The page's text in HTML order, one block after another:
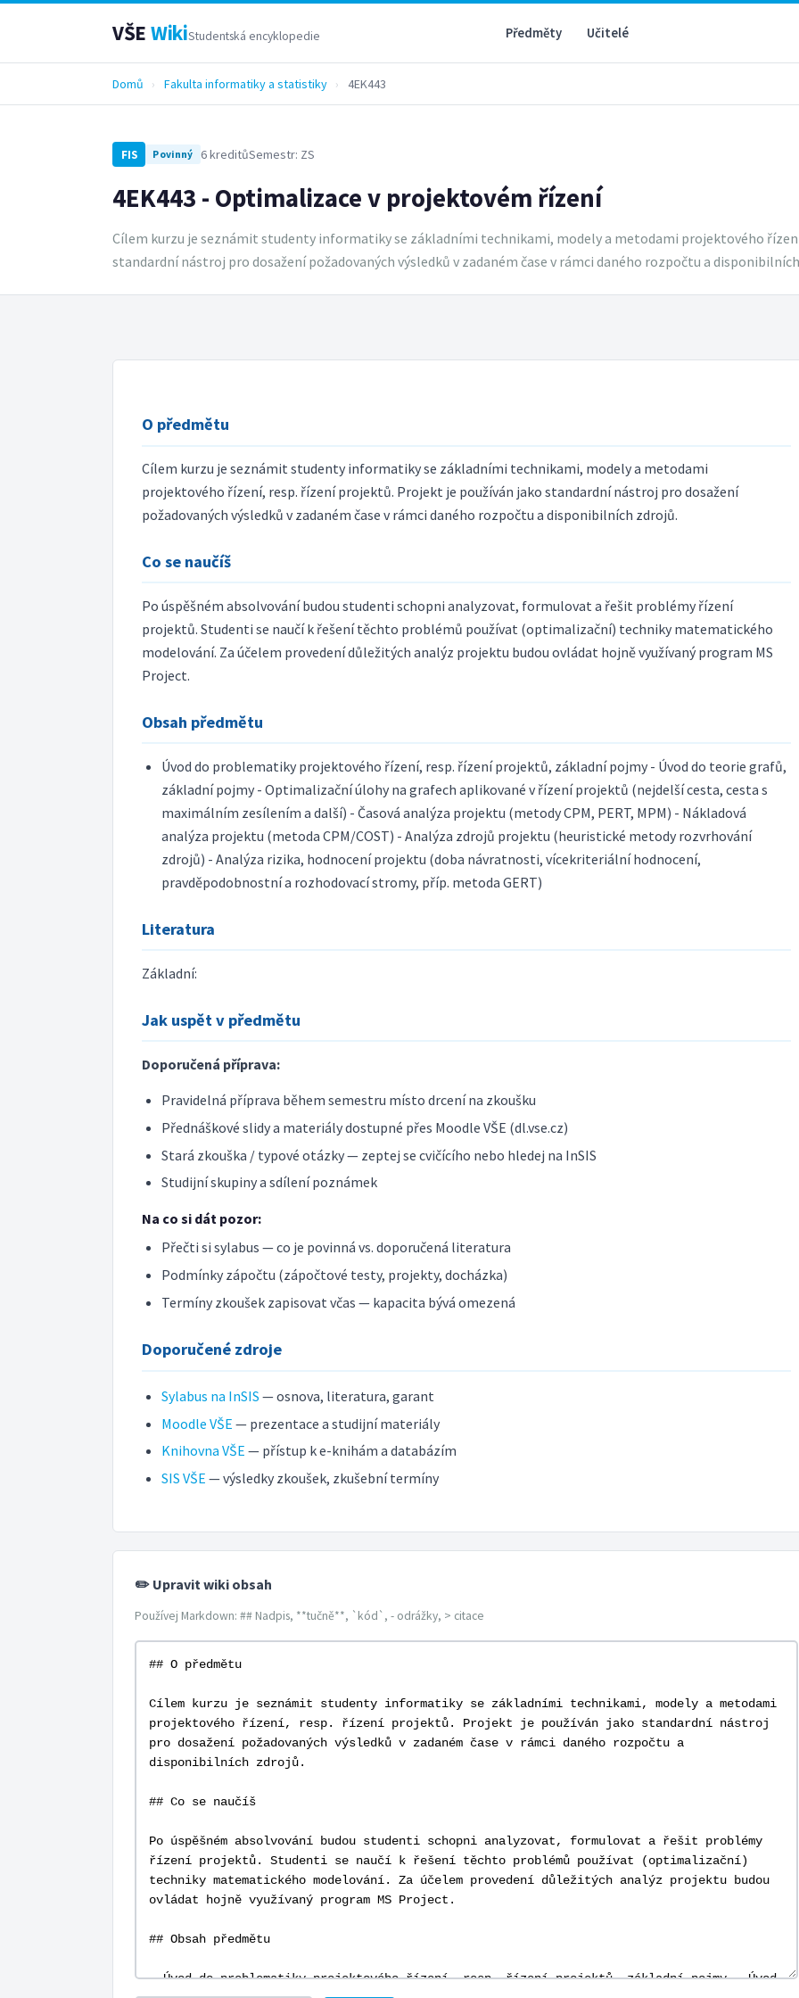
VŠE WikiStudentská encyklopedie Předměty Učitelé
Domů › Fakulta informatiky a statistiky › 4EK443
FIS Povinný 6 kreditůSemestr: ZS
4EK443 - Optimalizace v projektovém řízení
Cílem kurzu je seznámit studenty informatiky se základními technikami, modely a metodami projektového
standardní nástroj pro dosažení požadovaných výsledků v zadaném čase v rámci daného rozpočtu a
O předmětu
Cílem kurzu je seznámit studenty informatiky se základními technikami, modely a metodami
projektového řízení, resp. řízení projektů. Projekt je používán jako standardní nástroj pro dosažení
požadovaných výsledků v zadaném čase v rámci daného rozpočtu a disponibilních zdrojů.
Co se naučíš
Po úspěšném absolvování budou studenti schopni analyzovat, formulovat a řešit problémy řízení
projektů. Studenti se naučí k řešení těchto problémů používat (optimalizační) techniky matematického
modelování. Za účelem provedení důležitých analýz projektu budou ovládat hojně využívaný program MS
Project.
Obsah předmětu
Úvod do problematiky projektového řízení, resp. řízení projektů, základní pojmy - Úvod do teorie grafů,
základní pojmy - Optimalizační úlohy na grafech aplikované v řízení projektů (nejdelší cesta, cesta s
maximálním zesílením a další) - Časová analýza projektu (metody CPM, PERT, MPM) - Nákladová
analýza projektu (metoda CPM/COST) - Analýza zdrojů projektu (heuristické metody rozvrhování
zdrojů) - Analýza rizika, hodnocení projektu (doba návratnosti, vícekriteriální hodnocení,
pravděpodobnostní a rozhodovací stromy, příp. metoda GERT)
Literatura
Základní:
Jak uspět v předmětu
Doporučená příprava:
Pravidelná příprava během semestru místo drcení na zkoušku
Přednáškové slidy a materiály dostupné přes Moodle VŠE (dl.vse.cz)
Stará zkouška / typové otázky — zeptej se cvičícího nebo hledej na InSIS
Studijní skupiny a sdílení poznámek
Na co si dát pozor:
Přečti si sylabus — co je povinná vs. doporučená literatura
Podmínky zápočtu (zápočtové testy, projekty, docházka)
Termíny zkoušek zapisovat včas — kapacita bývá omezená
Doporučené zdroje
Sylabus na InSIS — osnova, literatura, garant
Moodle VŠE — prezentace a studijní materiály
Knihovna VŠE — přístup k e-knihám a databázím
SIS VŠE — výsledky zkoušek, zkušební termíny
✏️ Upravit wiki obsah
Používej Markdown: ## Nadpis, **tučně**, `kód`, - odrážky, > citace